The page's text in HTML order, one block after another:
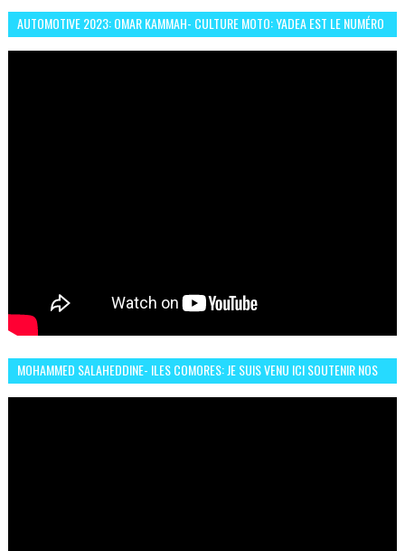
AUTOMOTIVE 2023: OMAR KAMMAH- CULTURE MOTO: YADEA EST LE NUMÉRO
UN DES DEUX ROUES ÉLECTRIQUES
MOHAMMED SALAHEDDINE- ILES COMORES: JE SUIS VENU ICI SOUTENIR NOS
FEMMES AFRICAINES À RABAT